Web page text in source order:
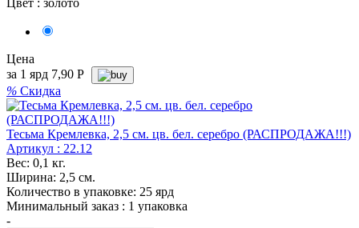
Цвет : золото
Цена
за 1 ярд 7,90 Р
% Скидка
Тесьма Кремлевка, 2,5 см. цв. бел. серебро (РАСПРОДАЖА!!!)
Артикул : 22.12
Вес: 0,1 кг.
Ширина: 2,5 см.
Количество в упаковке: 25 ярд
Минимальный заказ : 1 упаковка
-